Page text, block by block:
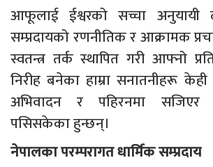
आफूलाई ईश्वरको सच्चा अनुयायी
सम्प्रदायको रणनीतिक र आक्रामक
स्वतन्त्र तर्क स्थापित गरी आफ्नो
निरीह बनेका हाम्रा सनातनीहरू केही
अभिवादन र पहिरनमा सजिएर
पसिसकेका हुन्छन्।
नेपालका परम्परागत धार्मिक सम्प्रदाय